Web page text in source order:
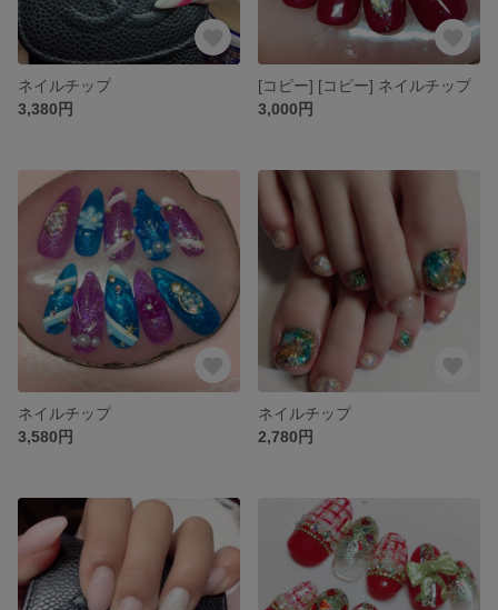
ネイルチップ
3,380円
[コピー] [コピー] ネイルチップ
3,000円
ネイルチップ
3,580円
ネイルチップ
2,780円